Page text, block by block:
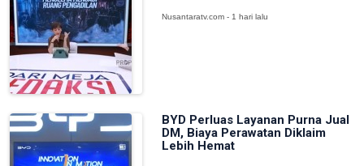
Nusantaratv.com - 1 hari lalu
BYD Perluas Layanan Purna Jual
DM, Biaya Perawatan Diklaim
Lebih Hemat